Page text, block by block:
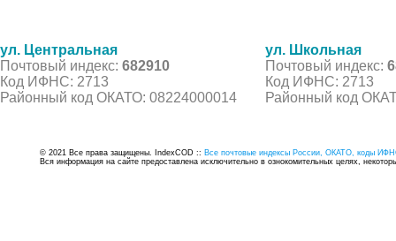
ул. Центральная
Почтовый индекс: 682910
Код ИФНС: 2713
Районный код ОКАТО: 08224000014
ул. Школьная
Почтовый индекс:
Код ИФНС: 2713
Районный код
© 2021 Все права защищены. IndexCOD :: Все почтовые индексы России, ОКАТО, коды
Вся информация на сайте предоставлена исключительно в ознокомительных целях,